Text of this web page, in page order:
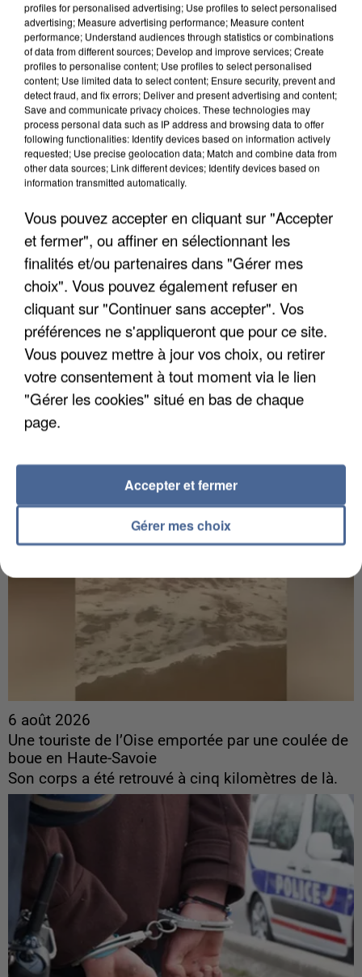
Algérie
Un cofondateur du réseau avait été interpellé
quelques jours plus tôt.
6 août 2026
Gabriel Attal et Raphaël Glucksmann visés par des
ingérences...
Sollicité, Sébastien Lecornu annonce un "travail
commun" avec les partis à la rentrée.
6 août 2026
Une touriste de l’Oise emportée par une coulée de
boue en Haute-Savoie
Son corps a été retrouvé à cinq kilomètres de là.
profiles for personalised advertising; Use profiles to select personalised
advertising; Measure advertising performance; Measure content
performance; Understand audiences through statistics or combinations
of data from different sources; Develop and improve services; Create
profiles to personalise content; Use profiles to select personalised
content; Use limited data to select content; Ensure security, prevent and
detect fraud, and fix errors; Deliver and present advertising and content;
Save and communicate privacy choices. These technologies may
process personal data such as IP address and browsing data to offer
following functionalities: Identify devices based on information actively
requested; Use precise geolocation data; Match and combine data from
other data sources; Link different devices; Identify devices based on
information transmitted automatically.
Vous pouvez accepter en cliquant sur "Accepter
et fermer", ou affiner en sélectionnant les
finalités et/ou partenaires dans "Gérer mes
choix". Vous pouvez également refuser en
cliquant sur "Continuer sans accepter". Vos
préférences ne s'appliqueront que pour ce site.
Vous pouvez mettre à jour vos choix, ou retirer
votre consentement à tout moment via le lien
"Gérer les cookies" situé en bas de chaque
page.
Gérer mes choix
Accepter et fermer